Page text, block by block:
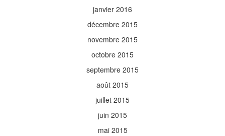
janvier 2016
décembre 2015
novembre 2015
octobre 2015
septembre 2015
août 2015
juillet 2015
juin 2015
mai 2015